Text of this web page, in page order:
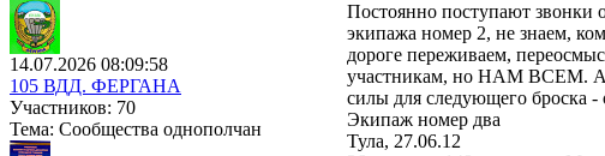
14.07.2026 08:09:58
105 ВДД. ФЕРГАНА
Участников: 70
Тема: Сообщества однополчан
Постоянно поступают звонки
экипажа номер 2, не знаем,
дороге переживаем,
участникам, но НАМ ВСЕМ.
силы для следующего броска -
Экипаж номер два
Тула, 27.06.12